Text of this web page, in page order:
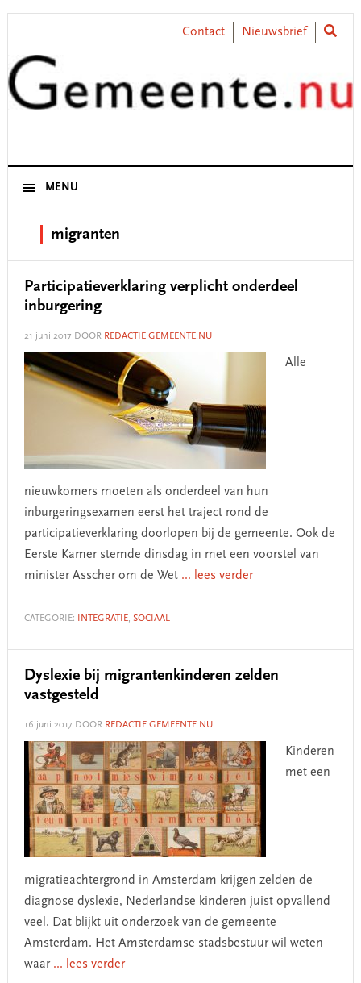
Skip
primary
navigation
Skip
content
Skip
primary
sidebar
Skip
footer
Contact Nieuwsbrief
MENU
migranten
Participatieverklaring verplicht onderdeel
inburgering
21 juni 2017 DOOR REDACTIE GEMEENTE.NU
Alle
nieuwkomers moeten als onderdeel van hun
inburgeringsexamen eerst het traject rond de
participatieverklaring doorlopen bij de gemeente. Ook de
Eerste Kamer stemde dinsdag in met een voorstel van
minister Asscher om de Wet ... lees verder
CATEGORIE: INTEGRATIE, SOCIAAL
Dyslexie bij migrantenkinderen zelden
vastgesteld
16 juni 2017 DOOR REDACTIE GEMEENTE.NU
Kinderen
met een
migratieachtergrond in Amsterdam krijgen zelden de
diagnose dyslexie, Nederlandse kinderen juist opvallend
veel. Dat blijkt uit onderzoek van de gemeente
Amsterdam. Het Amsterdamse stadsbestuur wil weten
waar ... lees verder